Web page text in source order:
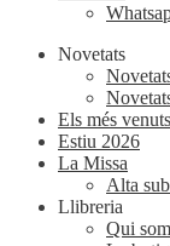
Novetats
Els més venuts
Estiu 2026
La Missa
Alta
Llibreria
Qui